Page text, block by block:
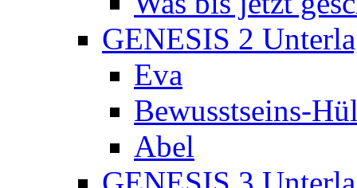
GENESIS 2
Eva
Bewusstseins-
Abel